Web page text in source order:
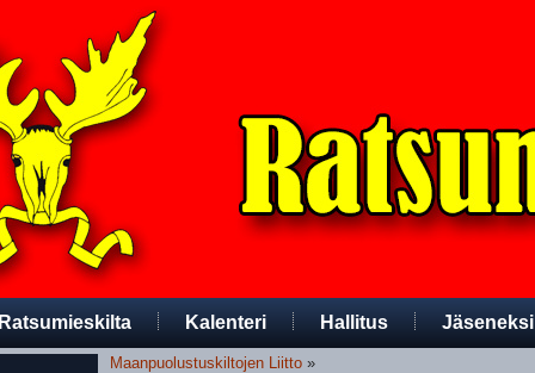
Ratsumieskilta Kalenteri Hallitus Jäseneksi
Maanpuolustuskiltojen Liitto »